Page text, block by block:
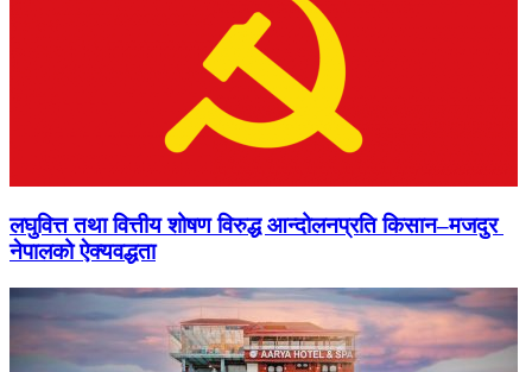
लघुवित्त तथा वित्तीय शोषण विरुद्ध आन्दोलनप्रति किसान–मजदुर
नेपालको ऐक्यवद्धता